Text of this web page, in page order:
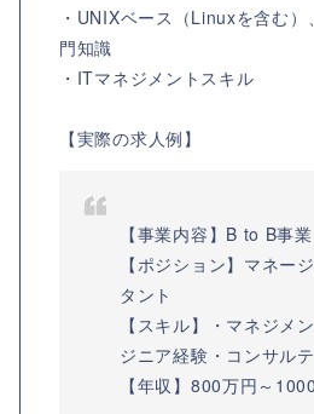
・UNIXベース（Linuxを含む
門知識
・ITマネジメントスキル
【実際の求人例】
【事業内容】B to B事業
【ポジション】マネー
タント
【スキル】・マネジメ
ジニア経験・コンサル
【年収】800万円～